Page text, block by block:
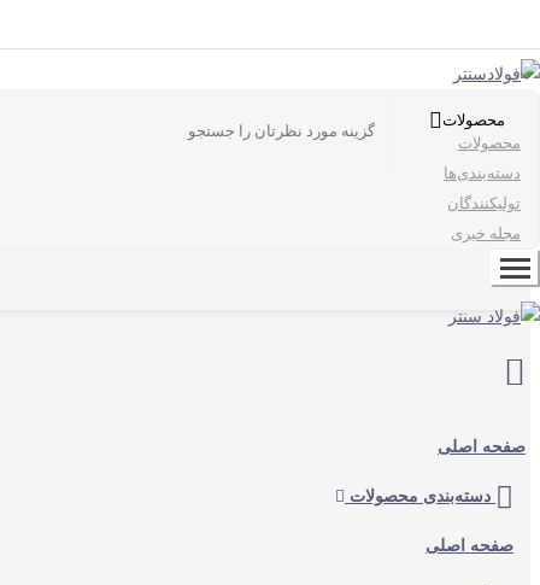
محصولات
محصولات
دسته‌بندی‌ها
تولیکنندگان
مجله خبری
صفحه اصلی
دسته‌بندی محصولات
صفحه اصلی